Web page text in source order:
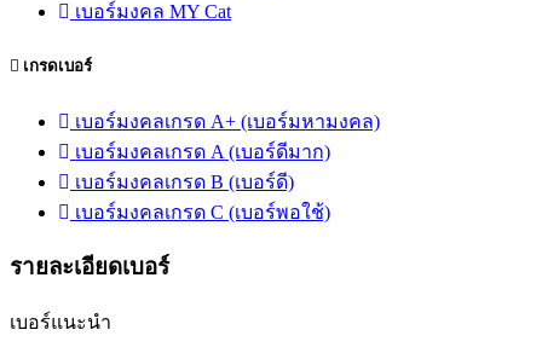
เบอร์มงคล MY Cat
เกรดเบอร์
เบอร์มงคลเกรด A+ (เบอร์มหามงคล)
เบอร์มงคลเกรด A (เบอร์ดีมาก)
เบอร์มงคลเกรด B (เบอร์ดี)
เบอร์มงคลเกรด C (เบอร์พอใช้)
รายละเอียดเบอร์
เบอร์แนะนำ